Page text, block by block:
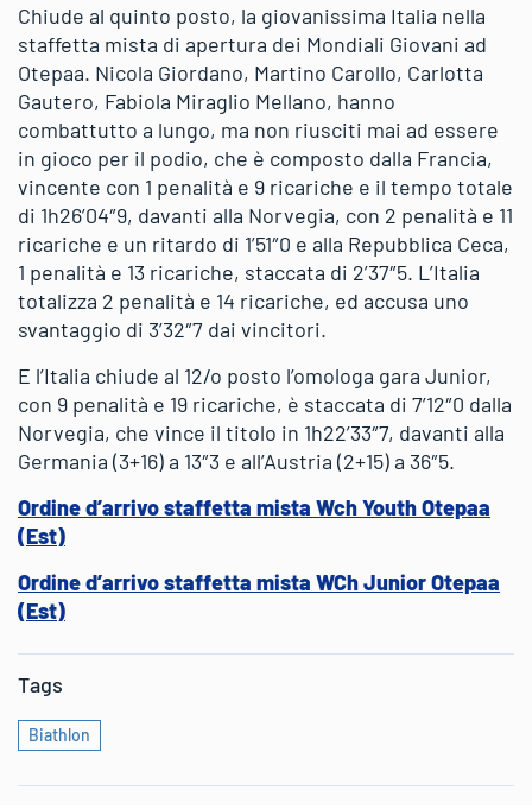
Chiude al quinto posto, la giovanissima Italia nella
staffetta mista di apertura dei Mondiali Giovani ad
Otepaa. Nicola Giordano, Martino Carollo, Carlotta
Gautero, Fabiola Miraglio Mellano, hanno
combattutto a lungo, ma non riusciti mai ad essere
in gioco per il podio, che è composto dalla Francia,
vincente con 1 penalità e 9 ricariche e il tempo totale
di 1h26’04″9, davanti alla Norvegia, con 2 penalità e 11
ricariche e un ritardo di 1’51″0 e alla Repubblica Ceca,
1 penalità e 13 ricariche, staccata di 2’37″5. L’Italia
totalizza 2 penalità e 14 ricariche, ed accusa uno
svantaggio di 3’32″7 dai vincitori.
E l’Italia chiude al 12/o posto l’omologa gara Junior,
con 9 penalità e 19 ricariche, è staccata di 7’12″0 dalla
Norvegia, che vince il titolo in 1h22’33″7, davanti alla
Germania (3+16) a 13″3 e all’Austria (2+15) a 36″5.
Ordine d’arrivo staffetta mista Wch Youth Otepaa
(Est)
Ordine d’arrivo staffetta mista WCh Junior Otepaa
(Est)
Tags
Biathlon